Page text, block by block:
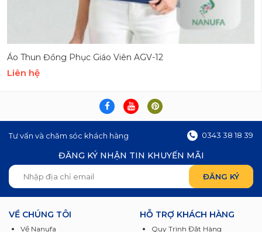
Áo Thun Đồng Phục Giáo Viên AGV-12
Liên hệ
Tư vấn và chăm sóc khách hàng 0343 38 18 39
ĐĂNG KÝ NHẬN TIN KHUYẾN MÃI
VỀ CHÚNG TÔI
Về Nanufa
HỖ TRỢ KHÁCH HÀNG
Quy Trình Đặt Hàng